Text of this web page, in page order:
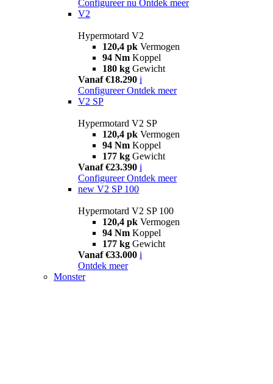
Configureer nu Ontdek meer
V2
Hypermotard V2
120,4 pk Vermogen
94 Nm Koppel
180 kg Gewicht
Vanaf €18.290 i
Configureer Ontdek meer
V2 SP
Hypermotard V2 SP
120,4 pk Vermogen
94 Nm Koppel
177 kg Gewicht
Vanaf €23.390 i
Configureer Ontdek meer
new V2 SP 100
Hypermotard V2 SP 100
120,4 pk Vermogen
94 Nm Koppel
177 kg Gewicht
Vanaf €33.000 i
Ontdek meer
Monster